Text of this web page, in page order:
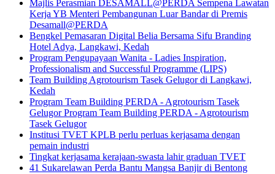
Majlis Perasmian DESAMALL@PERDA Sempena Lawatan
Kerja YB Menteri Pembangunan Luar Bandar di Premis
Desamall@PERDA
Bengkel Pemasaran Digital Belia Bersama Sifu Branding
Hotel Adya, Langkawi, Kedah
Program Pengupayaan Wanita - Ladies Inspiration,
Professionalism and Successful Programme (LIPS)
Team Building Agrotourism Tasek Gelugor di Langkawi,
Kedah
Program Team Building PERDA - Agrotourism Tasek
Gelugor Program Team Building PERDA - Agrotourism
Tasek Gelugor
Institusi TVET KPLB perlu perluas kerjasama dengan
pemain industri
Tingkat kerjasama kerajaan-swasta lahir graduan TVET
41 Sukarelawan Perda Bantu Mangsa Banjir di Bentong